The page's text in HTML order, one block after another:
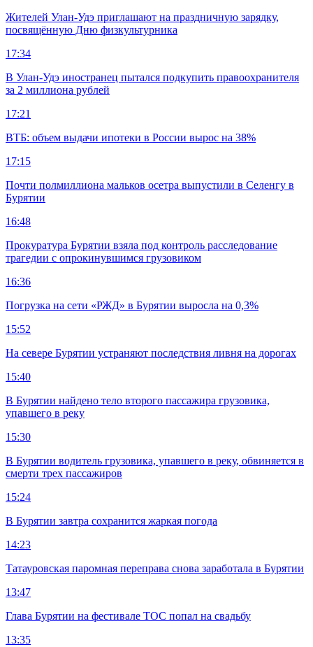
Жителей Улан-Удэ приглашают на праздничную зарядку,
посвящённую Дню физкультурника
17:34
В Улан-Удэ иностранец пытался подкупить правоохранителя
за 2 миллиона рублей
17:21
ВТБ: объем выдачи ипотеки в России вырос на 38%
17:15
Почти полмиллиона мальков осетра выпустили в Селенгу в
Бурятии
16:48
Прокуратура Бурятии взяла под контроль расследование
трагедии с опрокинувшимся грузовиком
16:36
Погрузка на сети «РЖД» в Бурятии выросла на 0,3%
15:52
На севере Бурятии устраняют последствия ливня на дорогах
15:40
В Бурятии найдено тело второго пассажира грузовика,
упавшего в реку
15:30
В Бурятии водитель грузовика, упавшего в реку, обвиняется в
смерти трех пассажиров
15:24
В Бурятии завтра сохранится жаркая погода
14:23
Татауровская паромная переправа снова заработала в Бурятии
13:47
Глава Бурятии на фестивале ТОС попал на свадьбу
13:35